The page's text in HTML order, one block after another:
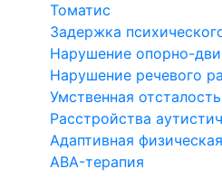
Томатис
Задержка
Нарушение опорно-
Нарушение речевого
Умственная отсталость
Расстройства
Адаптивная
ABA-терапия